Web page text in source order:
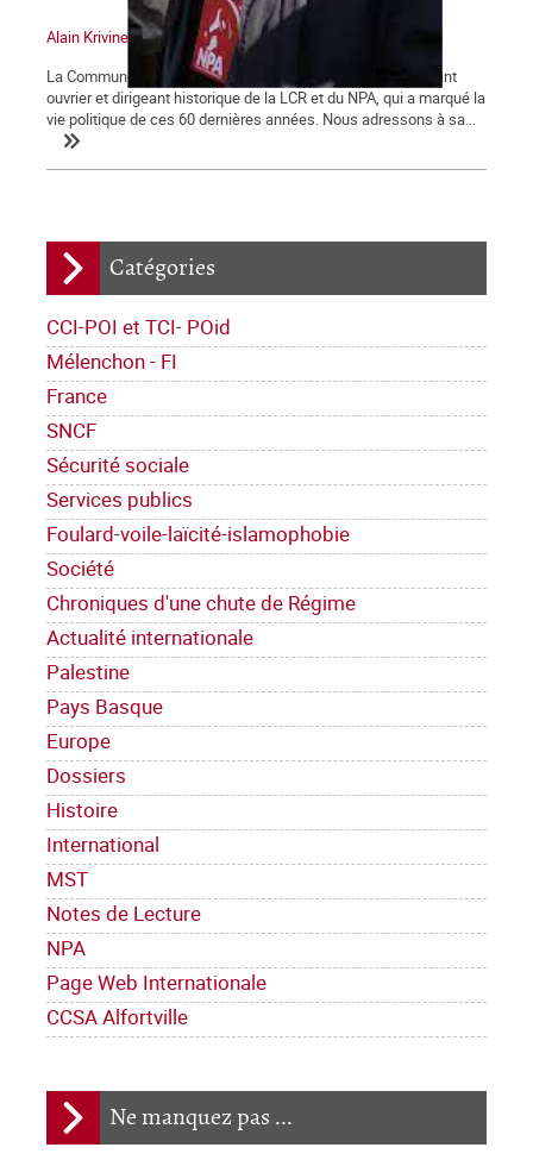
Catégories
CCI-POI et TCI- POid
Mélenchon - FI
France
SNCF
Sécurité sociale
Services publics
Foulard-voile-laïcité-islamophobie
Société
Chroniques d'une chute de Régime
Actualité internationale
Palestine
Pays Basque
Europe
Dossiers
Histoire
International
MST
Notes de Lecture
NPA
Page Web Internationale
CCSA Alfortville
Ne manquez pas ...
Alain Krivine
La Commune tient à saluer la mémoire d'Alain Krivine, militant
ouvrier et dirigeant historique de la LCR et du NPA, qui a marqué la
vie politique de ces 60 dernières années. Nous adressons à sa...